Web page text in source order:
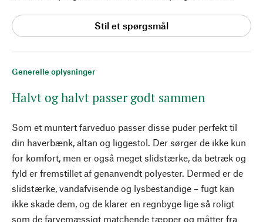
Generelle oplysninger
Halvt og halvt passer godt sammen
Som et muntert farveduo passer disse puder perfekt til
din haverbænk, altan og liggestol. Der sørger de ikke kun
for komfort, men er også meget slidstærke, da betræk og
fyld er fremstillet af genanvendt polyester. Dermed er de
slidstærke, vandafvisende og lysbestandige – fugt kan
ikke skade dem, og de klarer en regnbyge lige så roligt
som de farvemæssigt matchende tæpper og måtter fra
Stil et spørgsmål